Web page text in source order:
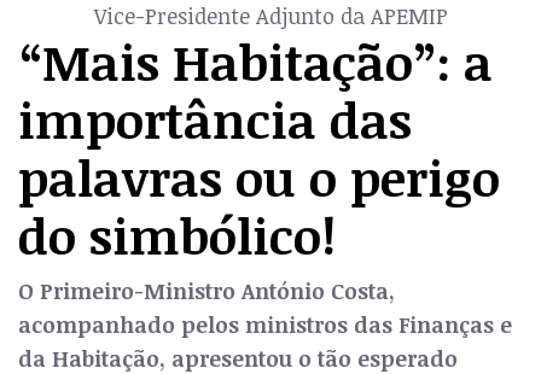
Vice-Presidente Adjunto da APEMIP
“Mais Habitação”: a
importância das
palavras ou o perigo
do simbólico!
O Primeiro-Ministro António Costa,
acompanhado pelos ministros das Finanças e
da Habitação, apresentou o tão esperado